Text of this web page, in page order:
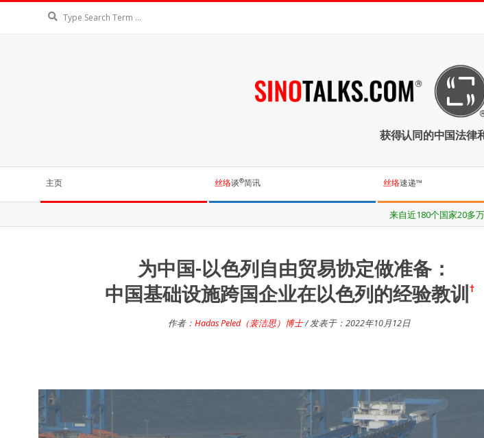
Search
络
谈
获得认同的中国法律
Navigation
Menu
主页 丝络谈®简讯 丝络速递™
来自近180个国家20多万名的读者。注册即可获取我们活动与
为中国-以色列自由贸易协定做准备：
中国基础设施跨国企业在以色列的经验教训†
作者： Hadas Peled（裴洁思）博士/ 发表于：2022年10月12日